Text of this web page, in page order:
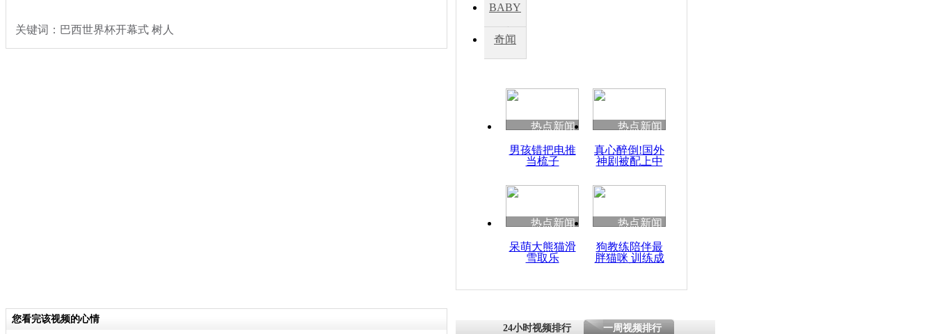
关键词：巴西世界杯开幕式 树人
BABY
秀
奇闻
热点新闻
男孩错把电推
当梳子
热点新闻
真心醉倒!国外
神剧被配上中
热点新闻
呆萌大熊猫滑
雪取乐
热点新闻
狗教练陪伴最
胖猫咪 训练成
您看完该视频的心情
24小时视频排行 一周视频排行